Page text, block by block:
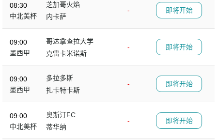
08:30
中北美杯
芝加哥火焰
-
内卡萨
即将开始
09:00
墨西甲
哥达拿查拉大学
-
克雷卡米诺斯
即将开始
09:00
墨西甲
多拉多斯
-
扎卡特卡斯
即将开始
09:00
中北美杯
奥斯汀FC
-
蒂华纳
即将开始